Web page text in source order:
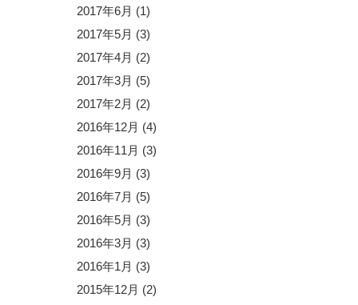
2017年6月 (1)
2017年5月 (3)
2017年4月 (2)
2017年3月 (5)
2017年2月 (2)
2016年12月 (4)
2016年11月 (3)
2016年9月 (3)
2016年7月 (5)
2016年5月 (3)
2016年3月 (3)
2016年1月 (3)
2015年12月 (2)